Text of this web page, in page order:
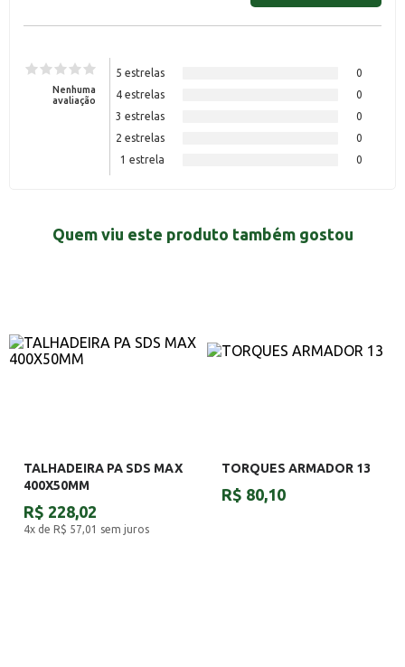
Nenhuma
avaliação
5 estrelas
0
4 estrelas
0
3 estrelas
0
2 estrelas
0
1 estrela
0
Quem viu este produto também gostou
TALHADEIRA PA SDS MAX
400X50MM
R$ 228,02
4x de R$ 57,01 sem juros
TORQUES ARMADOR 13
R$ 80,10